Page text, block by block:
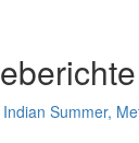
Summer,